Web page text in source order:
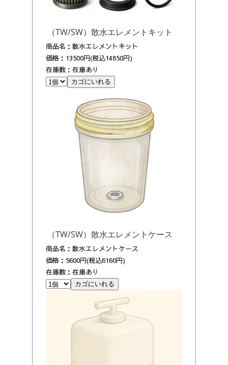
（TW/SW）散水エレメントキット
商品名：散水エレメントキット
価格：13500円(税込14850円)
在庫数：在庫あり
（TW/SW）散水エレメントケース
商品名：散水エレメントケース
価格：5600円(税込6160円)
在庫数：在庫あり